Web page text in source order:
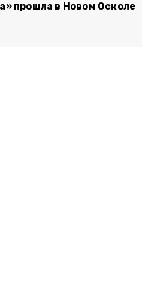
прошла в Новом Осколе